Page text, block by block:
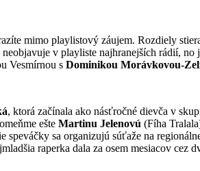
mimo playlistový záujem. Rozdiely
neobjavuje v playliste najhranejších rádií,
Vesmírnou s Dominikou Morávkovou-
, ktorá začínala ako násťročné dievča v
ešte Martinu Jelenovú (Fíha
speváčky sa organizujú súťaže na
raperka dala za osem mesiacov cez